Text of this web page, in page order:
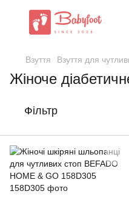
Взуття Взуття для
Жіноче
Фільтр